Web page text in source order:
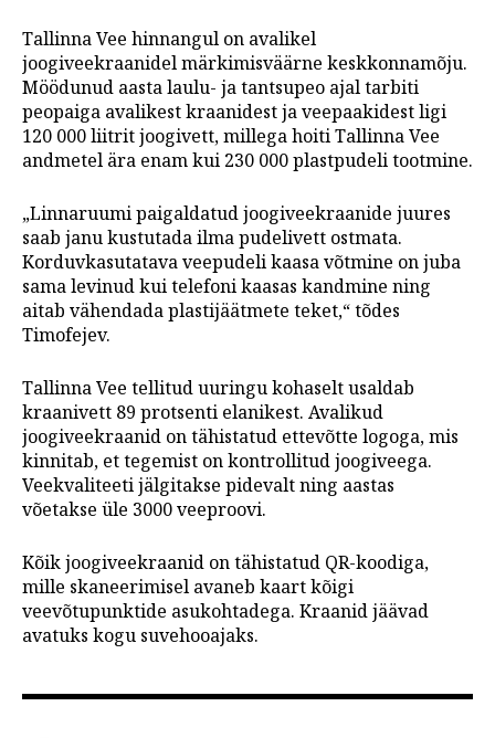
Tallinna Vee hinnangul on avalikel
joogiveekraanidel märkimisväärne keskkonnamõju.
Möödunud aasta laulu- ja tantsupeo ajal tarbiti
peopaiga avalikest kraanidest ja veepaakidest ligi
120 000 liitrit joogivett, millega hoiti Tallinna Vee
andmetel ära enam kui 230 000 plastpudeli tootmine.
„Linnaruumi paigaldatud joogiveekraanide juures
saab janu kustutada ilma pudelivett ostmata.
Korduvkasutatava veepudeli kaasa võtmine on juba
sama levinud kui telefoni kaasas kandmine ning
aitab vähendada plastijäätmete teket,“ tõdes
Timofejev.
Tallinna Vee tellitud uuringu kohaselt usaldab
kraanivett 89 protsenti elanikest. Avalikud
joogiveekraanid on tähistatud ettevõtte logoga, mis
kinnitab, et tegemist on kontrollitud joogiveega.
Veekvaliteeti jälgitakse pidevalt ning aastas
võetakse üle 3000 veeproovi.
Kõik joogiveekraanid on tähistatud QR-koodiga,
mille skaneerimisel avaneb kaart kõigi
veevõtupunktide asukohtadega. Kraanid jäävad
avatuks kogu suvehooajaks.